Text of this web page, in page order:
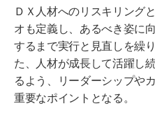
ＤＸ人材へのリスキリング
オも定義し、あるべき姿に
するまで実行と見直しを繰
た、人材が成長して活躍し
るよう、リーダーシップや
重要なポイントとなる。